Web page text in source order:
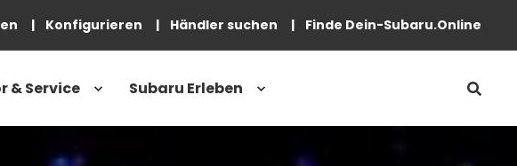
Konfigurieren Händler suchen Finde Dein-Subaru.Online
& Service Subaru Erleben